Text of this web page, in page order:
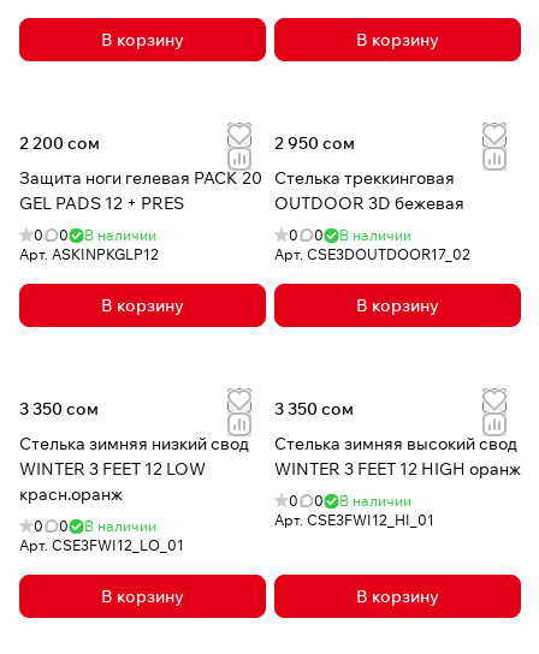
В корзину В корзину
2 200 сом
Защита ноги гелевая PACK 20
GEL PADS 12 + PRES
0 0
В наличии
Арт. ASKINPKGLP12
В корзину
2 950 сом
Стелька треккинговая
OUTDOOR 3D бежевая
0 0
В наличии
Арт. CSE3DOUTDOOR17_02
В корзину
3 350 сом
Стелька зимняя низкий свод
WINTER 3 FEET 12 LOW
красн.оранж
0 0
В наличии
Арт. CSE3FWI12_LO_01
В корзину
3 350 сом
Стелька зимняя высокий свод
WINTER 3 FEET 12 HIGH оранж
0 0
В наличии
Арт. CSE3FWI12_HI_01
В корзину